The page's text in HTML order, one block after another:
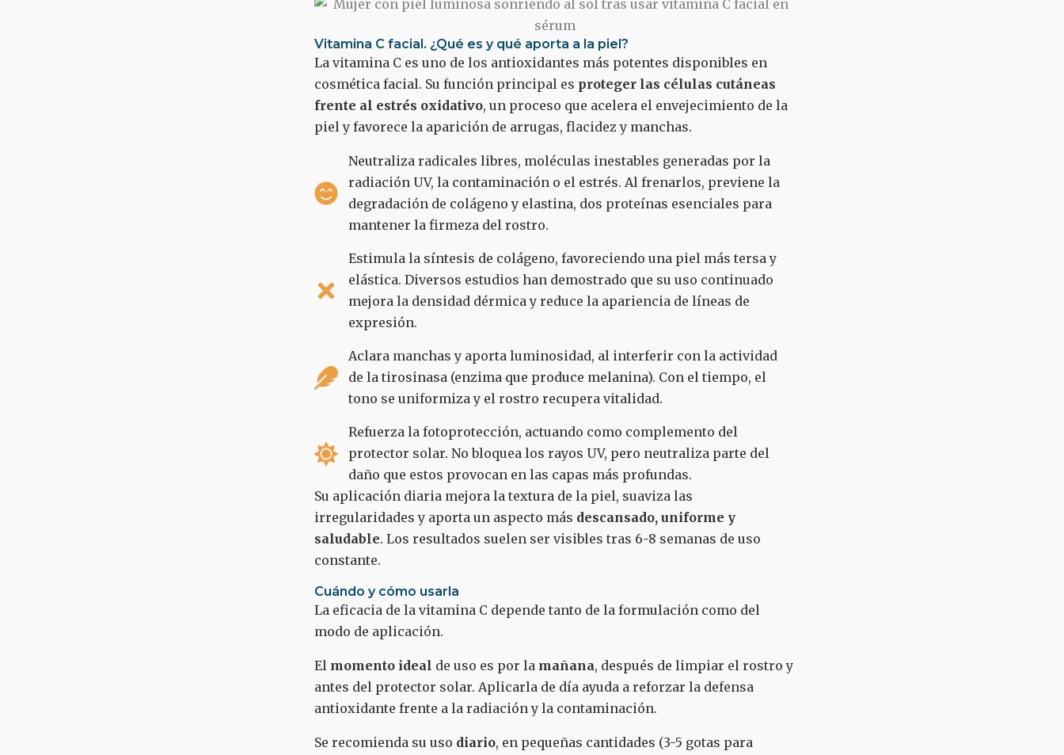
Vitamina C facial. ¿Qué es y qué aporta a la piel?
La vitamina C es uno de los antioxidantes más potentes disponibles en
cosmética facial. Su función principal es proteger las células cutáneas
frente al estrés oxidativo, un proceso que acelera el envejecimiento de la
piel y favorece la aparición de arrugas, flacidez y manchas.
Neutraliza radicales libres, moléculas inestables generadas por la
radiación UV, la contaminación o el estrés. Al frenarlos, previene la
degradación de colágeno y elastina, dos proteínas esenciales para
mantener la firmeza del rostro.
Estimula la síntesis de colágeno, favoreciendo una piel más tersa y
elástica. Diversos estudios han demostrado que su uso continuado
mejora la densidad dérmica y reduce la apariencia de líneas de
expresión.
Aclara manchas y aporta luminosidad, al interferir con la actividad
de la tirosinasa (enzima que produce melanina). Con el tiempo, el
tono se uniformiza y el rostro recupera vitalidad.
Refuerza la fotoprotección, actuando como complemento del
protector solar. No bloquea los rayos UV, pero neutraliza parte del
daño que estos provocan en las capas más profundas.
Su aplicación diaria mejora la textura de la piel, suaviza las
irregularidades y aporta un aspecto más descansado, uniforme y
saludable. Los resultados suelen ser visibles tras 6-8 semanas de uso
constante.
Cuándo y cómo usarla
La eficacia de la vitamina C depende tanto de la formulación como del
modo de aplicación.
El momento ideal de uso es por la mañana, después de limpiar el rostro y
antes del protector solar. Aplicarla de día ayuda a reforzar la defensa
antioxidante frente a la radiación y la contaminación.
Se recomienda su uso diario, en pequeñas cantidades (3-5 gotas para